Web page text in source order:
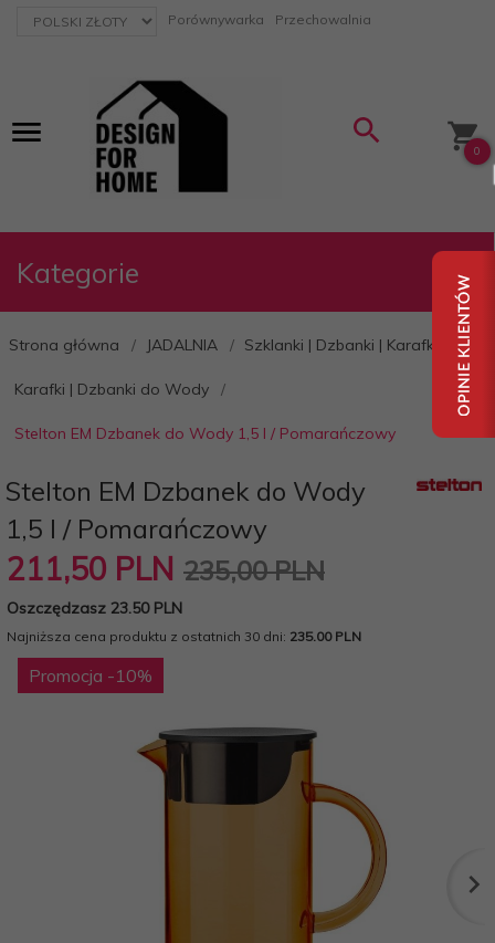
currency_h Porównywarka Przechowalnia
0
Kategorie
Strona główna JADALNIA Szklanki | Dzbanki | Karafki
Karafki | Dzbanki do Wody
Stelton EM Dzbanek do Wody 1,5 l / Pomarańczowy
Stelton EM Dzbanek do Wody
1,5 l / Pomarańczowy
211,50 PLN 235,00 PLN
Oszczędzasz 23.50 PLN
Najniższa cena produktu z ostatnich 30 dni: 235.00 PLN
Promocja -10%